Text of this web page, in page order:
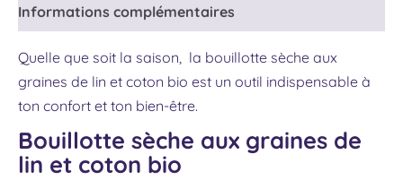
Informations complémentaires
Quelle que soit la saison, la bouillotte sèche aux
graines de lin et coton bio est un outil indispensable à
ton confort et ton bien-être.
Bouillotte sèche aux graines de
lin et coton bio